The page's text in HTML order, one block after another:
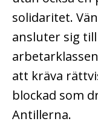
solidaritet.
ansluter sig
att kräva
blockad som
Antillerna.